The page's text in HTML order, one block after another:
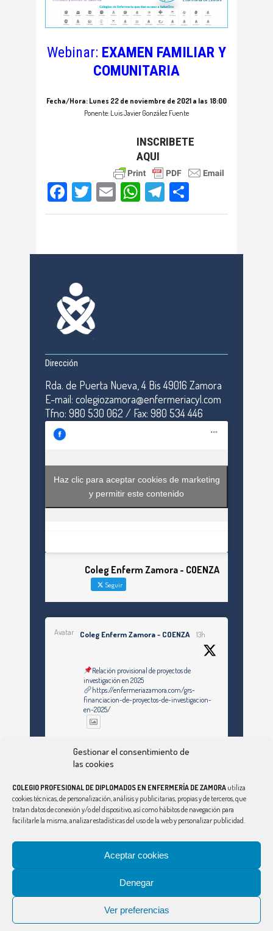
Gestionar el consentimiento de
las cookies
COLEGIO PROFESIONAL DE DIPLOMADOS EN ENFERMERÍA DE ZAMORA utiliza
cookies técnicas, de personalización, análisis y publicitarias, propias y de terceros, que
tratan datos de conexión y/o del dispositivo, así como hábitos de navegación para
facilitarle la misma, analizar estadísticas del uso de la web y personalizar publicidad.
Aceptar cookies
Denegar
Ver preferencias
Webinar: EXAMEN FAMILIAR Y
COMUNITARIA
Fecha/Hora: Lunes 22 de noviembre de 2021 a las 18:00
Ponente: Luis Javier González Fuente
INSCRIBETE
AQUI
Facebook
TwitterEmailWhatsApp
Telegram
Dirección
Rda. de Puerta Nueva, 4 Bis 49016 Zamora
E-mail: colegiozamora@enfermeriacyl.com
Tfno: 980 530 062 / Fax: 980 534 446
Haz clic para aceptar cookies de marketing
y permitir este contenido
Coleg Enferm Zamora - COENZA
Seguir
Avatar Coleg Enferm Zamora - COENZA 13h
Relación provisional de proyectos de
investigación en 2025
https://enfermeriazamora.com/grs-
financiacion-de-proyectos-de-investigacion-
en-2025/
Ver Más
Síguenos en Instagram
BURGOS
Política de Privacidad